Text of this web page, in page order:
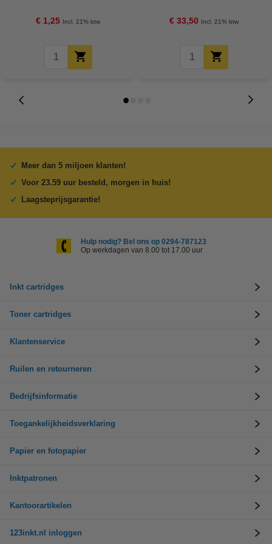
€ 1,25 Incl. 21% btw € 33,50 Incl. 21% btw
Meer dan 5 miljoen klanten!
Voor 23.59 uur besteld, morgen in huis!
Laagsteprijsgarantie!
Hulp nodig? Bel ons op 0294-787123
Op werkdagen van 8.00 tot 17.00 uur
Inkt cartridges
Toner cartridges
Klantenservice
Ruilen en retourneren
Bedrijfsinformatie
Toegankelijkheidsverklaring
Papier en fotopapier
Inktpatronen
Kantoorartikelen
123inkt.nl inloggen